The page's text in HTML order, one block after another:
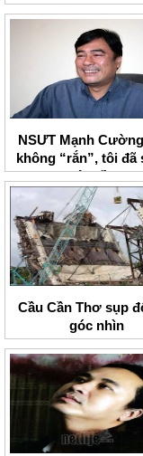
NSƯT Mạnh
không “rắn”, tôi đã
lâu rồi”
Cầu Cần Thơ sụp
góc nhìn